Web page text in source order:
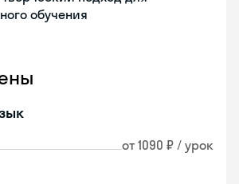
обучения
от 1090 ₽ / урок